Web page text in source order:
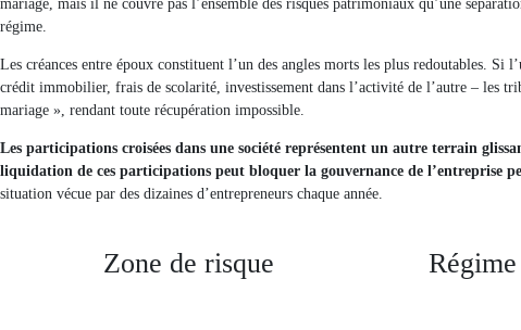
mariage, mais il ne couvre pas l’ensemble des risques patrimoniaux qu’une
régime.
Les créances entre époux constituent l’un des angles morts les plus redoutables. Si
crédit immobilier, frais de scolarité, investissement dans l’activité de l’autre – les
mariage », rendant toute récupération impossible.
Les participations croisées dans une société représentent un autre terrain
liquidation de ces participations peut bloquer la gouvernance de l’entreprise
situation vécue par des dizaines d’entrepreneurs chaque année.
Zone de risque